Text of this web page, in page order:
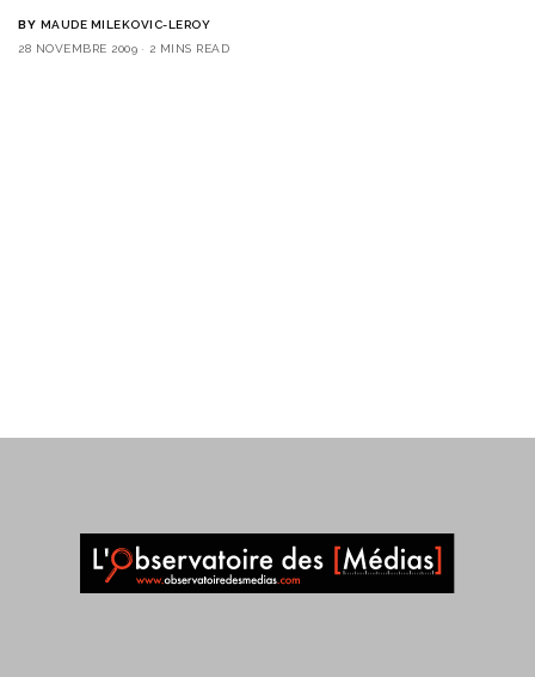
BY MAUDE MILEKOVIC-LEROY
28 NOVEMBRE 2009
2 MINS READ